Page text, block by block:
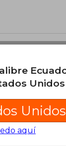
Unidos
Unidos
aquí